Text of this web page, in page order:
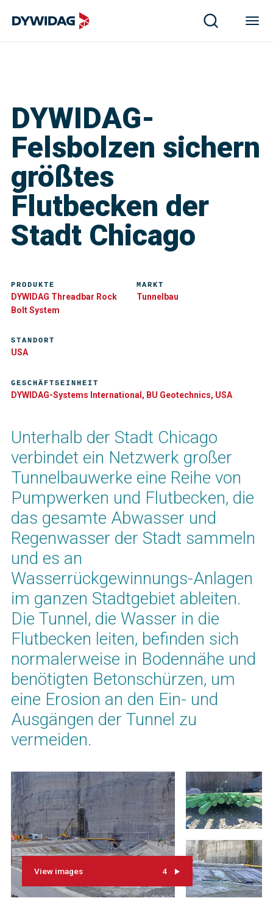
DYWIDAG-
Felsbolzen sichern
größtes
Flutbecken der
Stadt Chicago
Unterhalb der Stadt Chicago
verbindet ein Netzwerk großer
Tunnelbauwerke eine Reihe von
Pumpwerken und Flutbecken, die
das gesamte Abwasser und
Regenwasser der Stadt sammeln
und es an
Wasserrückgewinnungs-Anlagen
im ganzen Stadtgebiet ableiten.
Die Tunnel, die Wasser in die
Flutbecken leiten, befinden sich
normalerweise in Bodennähe und
benötigten Betonschürzen, um
eine Erosion an den Ein- und
Ausgängen der Tunnel zu
vermeiden.
View images 4
PRODUKTE
DYWIDAG Threadbar Rock
Bolt System
MARKT
Tunnelbau
GESCHÄFTSEINHEIT
DYWIDAG-Systems International, BU Geotechnics, USA
STANDORT
USA